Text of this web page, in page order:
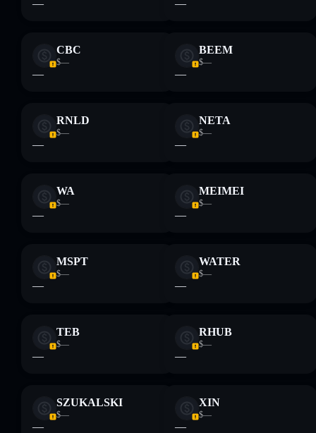
— —
CBC
$—
—
BEEM
$—
—
RNLD
$—
—
NETA
$—
—
WA
$—
—
MEIMEI
$—
—
MSPT
$—
—
WATER
$—
—
TEB
$—
—
RHUB
$—
—
SZUKALSKI
$—
—
XIN
$—
—